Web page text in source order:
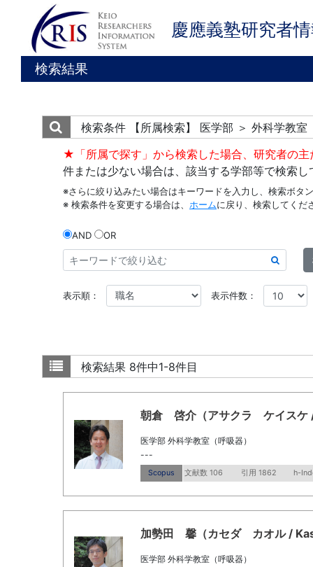
慶應義塾研究者
検索結果
検索条件
【所属検索】 医学部 ＞ 外科学教室
★「所属で探す」から検索した場合、研究者の
件または少ない場合は、該当する学部等で検索し
※さらに絞り込みたい場合はキーワードを入力し、検索ボタ
※ 検索条件を変更する場合は、 ホームに戻り、検索してくだ
AND OR
表示順： 表示件数：
検索結果 8件中1-8件目
朝倉 啓介（アサクラ ケイスケ
医学部 外科学教室（呼吸器）
---
Scopus 文献数 106 引用 1862 h-
加勢田 馨（カセダ カオル /
医学部 外科学教室（呼吸器）